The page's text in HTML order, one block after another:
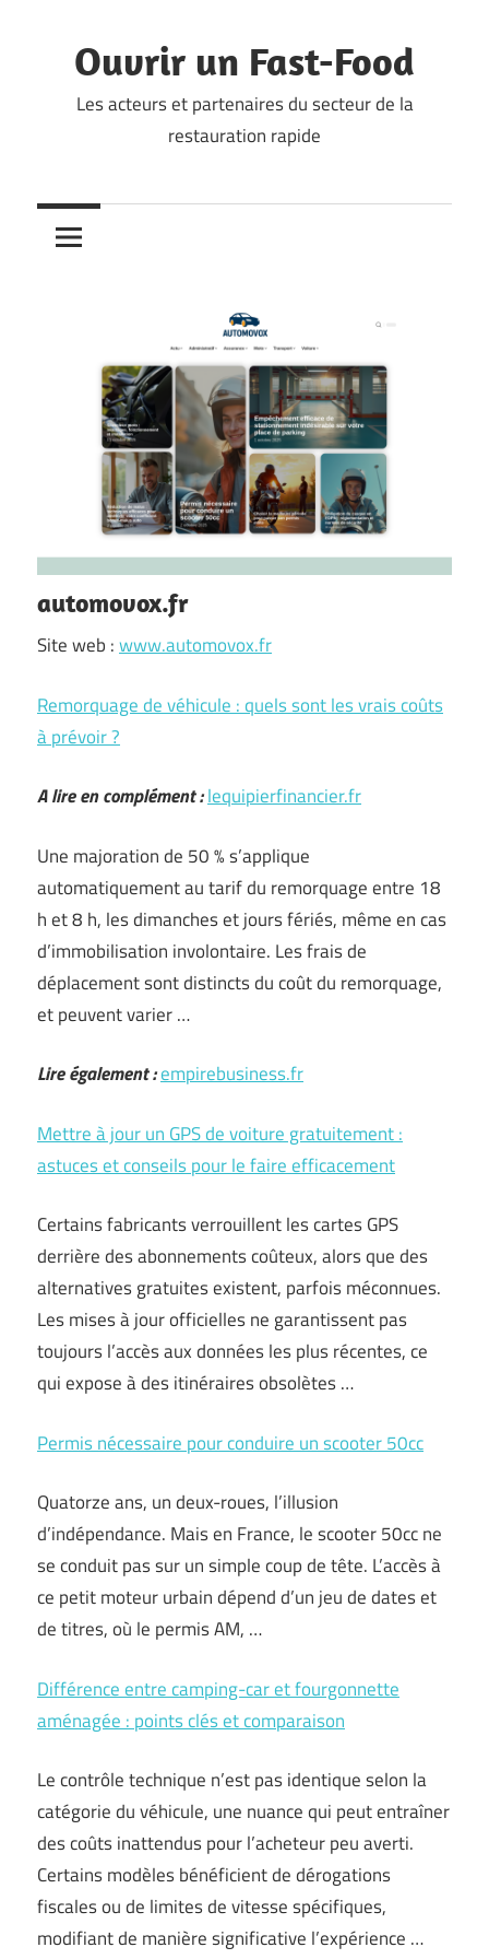
contentOuvrir un Fast-Food
Les acteurs et partenaires du secteur de la
restauration rapide
automovox.fr
Site web :www.automovox.fr
Remorquage de véhicule : quels sont les vrais coûts
à prévoir ?
A lire en complément :lequipierfinancier.fr
Une majoration de 50 % s’applique
automatiquement au tarif du remorquage entre 18
h et 8 h, les dimanches et jours fériés, même en cas
d’immobilisation involontaire. Les frais de
déplacement sont distincts du coût du remorquage,
et peuvent varier …
Lire également :empirebusiness.fr
Mettre à jour un GPS de voiture gratuitement :
astuces et conseils pour le faire efficacement
Certains fabricants verrouillent les cartes GPS
derrière des abonnements coûteux, alors que des
alternatives gratuites existent, parfois méconnues.
Les mises à jour officielles ne garantissent pas
toujours l’accès aux données les plus récentes, ce
qui expose à des itinéraires obsolètes …
Permis nécessaire pour conduire un scooter 50cc
Quatorze ans, un deux-roues, l’illusion
d’indépendance. Mais en France, le scooter 50cc ne
se conduit pas sur un simple coup de tête. L’accès à
ce petit moteur urbain dépend d’un jeu de dates et
de titres, où le permis AM, …
Différence entre camping-car et fourgonnette
aménagée : points clés et comparaison
Le contrôle technique n’est pas identique selon la
catégorie du véhicule, une nuance qui peut entraîner
des coûts inattendus pour l’acheteur peu averti.
Certains modèles bénéficient de dérogations
fiscales ou de limites de vitesse spécifiques,
modifiant de manière significative l’expérience …